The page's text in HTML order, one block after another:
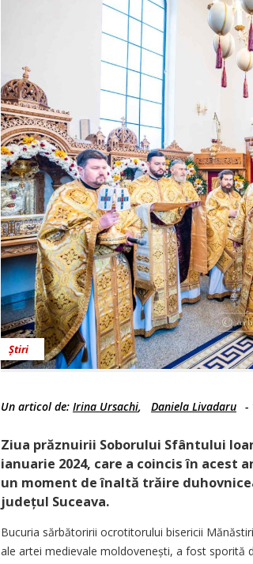
Știri
Un articol de: Irina Ursachi, Daniela Livadaru -
Ziua prăznuirii Soborului Sfântului
ianuarie 2024, care a coincis în acest
un moment de înaltă trăire
județul Suceava.
Bucuria sărbătoririi ocrotitorului bisericii
ale artei medievale moldovenești, a fost sporită
Noiembrie Decembrie Ianuarie